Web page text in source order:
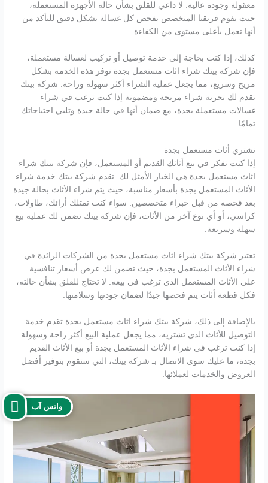
معقولة وجودة عالية. لا داعي للقلق بشأن حالة الأجهزة المستعملة،
حيث يقوم فريقنا المتخصص بفحص كل غسالة بشكل دقيق للتأكد من
أنها تعمل بأعلى مستوى من الكفاءة.
كذلك، إذا كنت بحاجة إلى خدمة توصيل أو تركيب لغسالة مستعملة،
فإن شركة بيتك شراء اثاث مستعمل بجدة توفر هذه الخدمة بشكل
مريح وسريع، مما يجعل عملية الشراء أكثر سهولة وراحة. شركة بيتك
تقدم لك تجربة شراء مريحة ومضمونة إذا كنت ترغب في شراء
غسالات مستعملة بجدة، مع ضمان أنها في حالة جيدة وتلبي احتياجاتك
تمامًا.
نشتري أثاث مستعمل بجدة
إذا كنت تفكر في بيع أثاثك القديم أو المستعمل، فإن شركة بيتك شراء
اثاث مستعمل بجدة هي الخيار الأمثل لك. تقدم شركة بيتك خدمة شراء
الأثاث المستعمل بجدة بأسعار مناسبة، حيث يتم شراء الأثاث بحالة جيدة
بعد فحصه من قبل خبراء متخصصين. سواء كنت تمتلك أرائك، طاولات،
كراسي، أو أي نوع آخر من الأثاث، فإن شركة بيتك تضمن لك عملية بيع
سهلة وسريعة.
تعتبر شركة بيتك شراء اثاث مستعمل بجدة من الشركات الرائدة في
شراء الأثاث المستعمل بجدة، حيث تضمن لك عرض أسعار تنافسية
على الأثاث المستعمل الذي ترغب في بيعه. لا تحتاج للقلق بشأن حالته،
فكل قطعة أثاث يتم فحصها جيدًا لضمان جودتها وسلامتها.
بالإضافة إلى ذلك، شركة بيتك شراء اثاث مستعمل بجدة تقدم خدمة
التوصيل للأثاث الذي تشتريه، مما يجعل عملية البيع أكثر راحة وسهولة.
إذا كنت ترغب في شراء الأثاث المستعمل بجدة أو بيع الأثاث القديم
بجدة، ما عليك سوى الاتصال بـ شركة بيتك، التي ستقوم بتوفير أفضل
العروض والخدمات لعملائها.
واتس آب